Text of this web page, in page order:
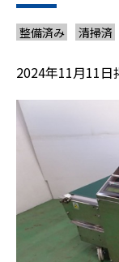
整備済み 清掃済
2024年11月11日